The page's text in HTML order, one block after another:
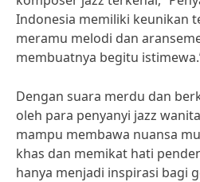
Indonesia memiliki keunikan
meramu melodi dan
membuatnya begitu
Dengan suara merdu dan
oleh para penyanyi jazz
mampu membawa nuansa
khas dan memikat hati
hanya menjadi inspirasi bagi